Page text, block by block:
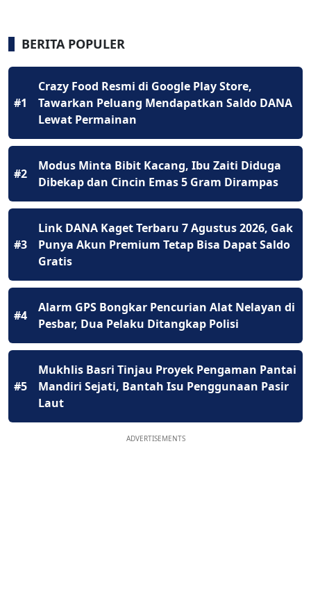
BERITA POPULER
#1
Crazy Food Resmi di Google Play Store,
Tawarkan Peluang Mendapatkan Saldo DANA
Lewat Permainan
#2
Modus Minta Bibit Kacang, Ibu Zaiti Diduga
Dibekap dan Cincin Emas 5 Gram Dirampas
#3
Link DANA Kaget Terbaru 7 Agustus 2026, Gak
Punya Akun Premium Tetap Bisa Dapat Saldo
Gratis
#4
Alarm GPS Bongkar Pencurian Alat Nelayan di
Pesbar, Dua Pelaku Ditangkap Polisi
#5
Mukhlis Basri Tinjau Proyek Pengaman Pantai
Mandiri Sejati, Bantah Isu Penggunaan Pasir
Laut
ADVERTISEMENTS